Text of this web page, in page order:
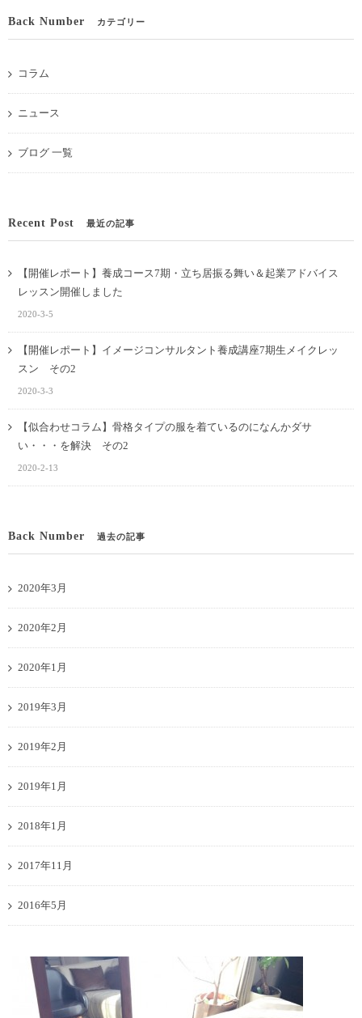
Back Number カテゴリー
コラム
ニュース
ブログ 一覧
Recent Post 最近の記事
【開催レポート】養成コース7期・立ち居振る舞い＆起業アドバイス
レッスン開催しました
2020-3-5
【開催レポート】イメージコンサルタント養成講座7期生メイクレッ
スン その2
2020-3-3
【似合わせコラム】骨格タイプの服を着ているのになんかダサ
い・・・を解決 その2
2020-2-13
Back Number 過去の記事
2020年3月
2020年2月
2020年1月
2019年3月
2019年2月
2019年1月
2018年1月
2017年11月
2016年5月